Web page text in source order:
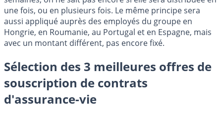
une fois, ou en plusieurs fois. Le même principe sera
aussi appliqué auprès des employés du groupe en
Hongrie, en Roumanie, au Portugal et en Espagne, mais
avec un montant différent, pas encore fixé.
Sélection des 3 meilleures offres de
souscription de contrats
d'assurance-vie